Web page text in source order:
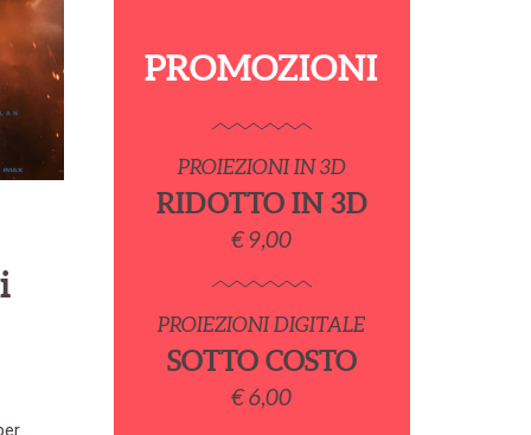
PROMOZIONI
PROIEZIONI IN 3D
RIDOTTO IN 3D
€ 9,00
PROIEZIONI DIGITALE
SOTTO COSTO
€ 6,00